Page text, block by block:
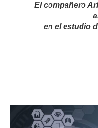
El compañero
en el estudio